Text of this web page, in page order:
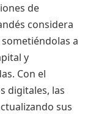
de
considera
a
y
Con el
digitales, las
sus